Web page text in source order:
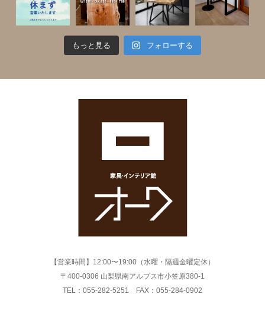
もっと見る フォローする
【営業時間】12:00〜19:00（水曜・隔週金曜定休）
〒400-0306 山梨県南アルプス市小笠原380-1
TEL：055-282-5251 FAX：055-284-0902